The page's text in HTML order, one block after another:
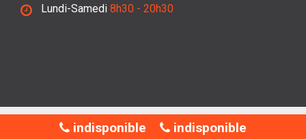
indisponible indisponible
Lundi-Samedi 8h30 - 20h30
©2018 Tout droit réservé -Mentions légales